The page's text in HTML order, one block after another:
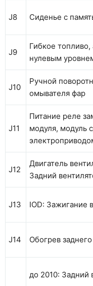
J8 Сиденье с
J9
Гибкое
нулевым
J10
Ручной
омывателя фар
J11
Питание реле
модуля, модуль
J12
Двигатель
Задний
J13 IOD: Зажигание
J14 Обогрев
до 2010: Задний